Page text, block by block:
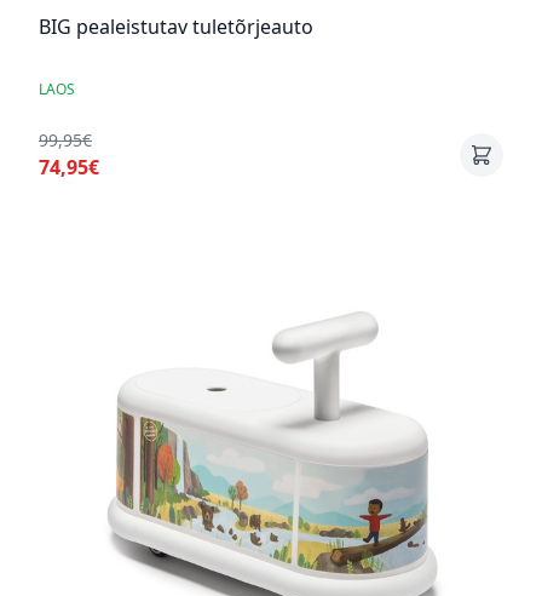
BIG pealeistutav tuletõrjeauto
LAOS
99,95€
74,95€